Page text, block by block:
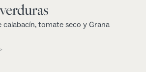
calabacín, tomate seco y Grana